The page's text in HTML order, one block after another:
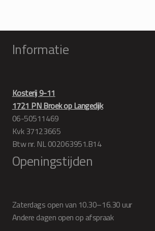
Informatie
Kosterij 9-11
1721 PN Broek op Langedijk
06-50511469
Kvk 37123665
Btw nr. NL 002063951.B14
Openingstijden
Zaterdags open van 10.30–16.30 uur
Andere dagen open op afspraak